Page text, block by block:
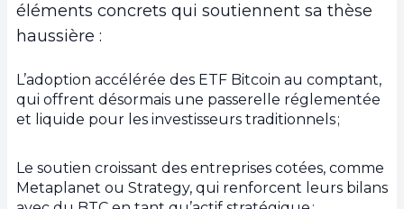
éléments concrets qui soutiennent sa thèse
haussière :
L’adoption accélérée des ETF Bitcoin au comptant,
qui offrent désormais une passerelle réglementée
et liquide pour les investisseurs traditionnels ;
Le soutien croissant des entreprises cotées, comme
Metaplanet ou Strategy, qui renforcent leurs bilans